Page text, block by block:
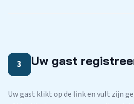
3 Uw gast
Uw gast klikt op de link en vult zijn